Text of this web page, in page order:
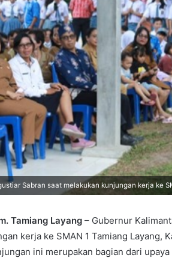
Sabran saat melakukan kunjungan kerja ke
Tamiang Layang – Gubernur
kerja ke SMAN 1 Tamiang Layang,
ini merupakan bagian dari